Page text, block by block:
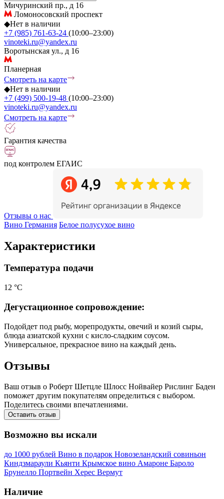
Мичуринский пр., д 16
Ломоносовский проспект
◆Нет в наличии
+7 (985) 761-63-24 (10:00–23:00)
vinoteki.ru@yandex.ru
Воротынская ул., д 16
Планерная
Смотреть на карте
◆Нет в наличии
+7 (499) 500-19-48 (10:00–23:00)
vinoteki.ru@yandex.ru
Смотреть на карте
Гарантия качества
под контролем ЕГАИС
Отзывы о нас
Вино Германия Белое полусухое вино
Характеристики
Температура подачи
12 °С
Дегустационное сопровождение:
Подойдет под рыбу, морепродукты, овечий и козий сыры,
блюда азиатской кухни с кисло-сладким соусом.
Универсальное, прекрасное вино на каждый день.
Отзывы
Ваш отзыв о Роберт Шетцле Шлосс Нойвайер Рислинг Баден
поможет другим покупателям определиться с выбором.
Поделитесь своими впечатлениями.
Оставить отзыв
Возможно вы искали
до 1000 рублей Вино в подарок Новозеландский совиньон
Киндзмараули Кьянти Крымское вино Амароне Бароло
Брунелло Портвейн Херес Вермут
Наличие